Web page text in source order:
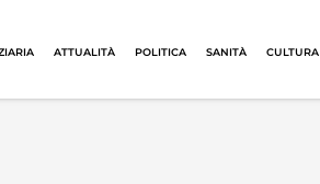
ATTUALITÀ POLITICA SANITÀ CULTURA